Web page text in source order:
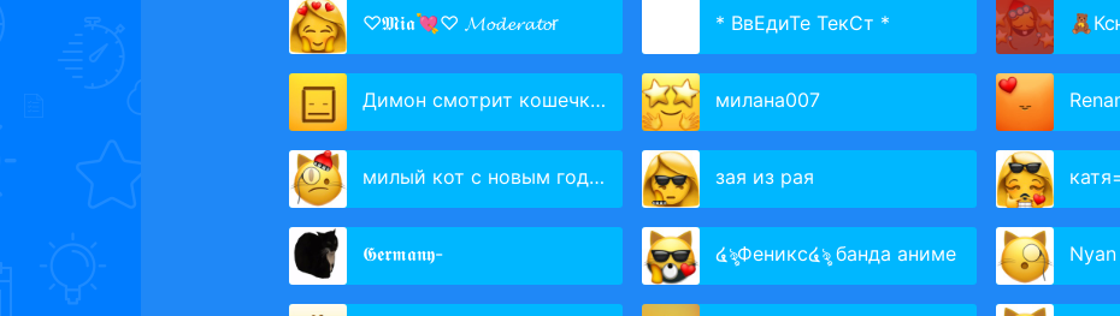
♡︎𝕸𝖎𝖆💘♡︎ 𝓜𝓸𝓭𝓮𝓻𝓪𝓽𝓸r * ВвЕдиТе ТекСт *
Димон смотрит кошечки собачки! милана007
милый кот c новым годом зая из рая
𝕲𝖊𝖗𝖒𝖆𝖓𝖞- ໔ৡФеникс໔ৡ банда аниме